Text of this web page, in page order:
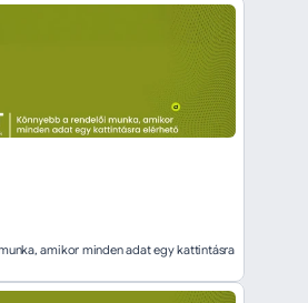
amikor minden adat egy kattintásra